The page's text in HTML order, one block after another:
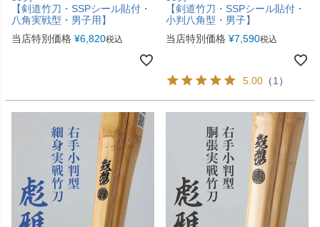
【剣道竹刀・SSPシール貼付・
八角実戦型・男子用】
当店特別価格 ¥6,820税込
【剣道竹刀・SSPシール貼付・
小判八角型・男子】
当店特別価格 ¥7,590税込
5.00 （1 ）